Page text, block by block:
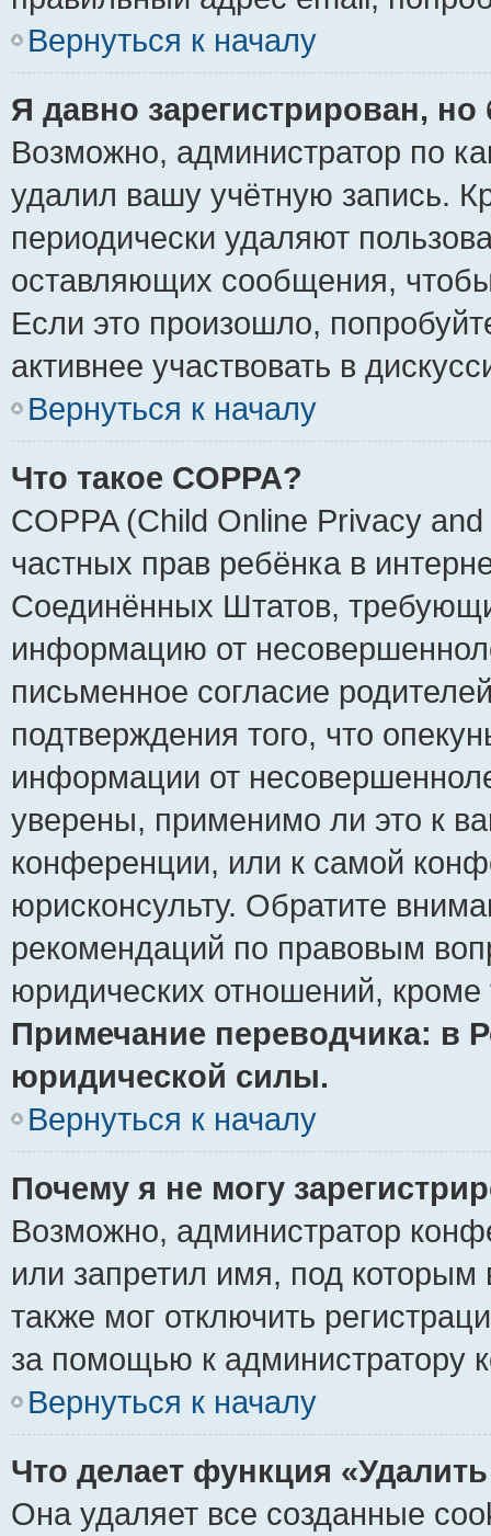
Вернуться к началу
Я давно зарегистрирован,
Возможно, администратор по
удалил вашу учётную запись.
периодически удаляют
оставляющих сообщения,
Если это произошло,
активнее участвовать в
Вернуться к началу
Что такое COPPA?
COPPA (Child Online Privacy
частных прав ребёнка в
Соединённых Штатов,
информацию от
письменное согласие
подтверждения того, что
информации от
уверены, применимо ли это к
конференции, или к самой
юрисконсульту. Обратите
рекомендаций по правовым
юридических отношений,
Примечание переводчика: в
юридической силы.
Вернуться к началу
Почему я не могу
Возможно, администратор
или запретил имя, под которым
также мог отключить
за помощью к администратору
Вернуться к началу
Что делает функция
Она удаляет все созданные